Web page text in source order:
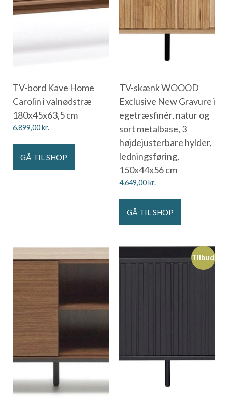
TV-bord Kave Home
Carolin i valnødstræ
180x45x63,5 cm
6.899,00kr.
GÅ TIL SHOP
TV-skænk WOOOD
Exclusive New Gravure i
egetræsfinér, natur og
sort metalbase, 3
højdejusterbare hylder,
ledningsføring,
150x44x56 cm
4.649,00kr.
GÅ TIL SHOP
Tilbud